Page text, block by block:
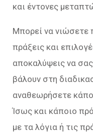
και έντονες
Μπορεί να νιώσετε
πράξεις και
αποκαλύψεις να
βάλουν στη
αναθεωρήσετε
Ίσως και κάποιο
με τα λόγια ή τις